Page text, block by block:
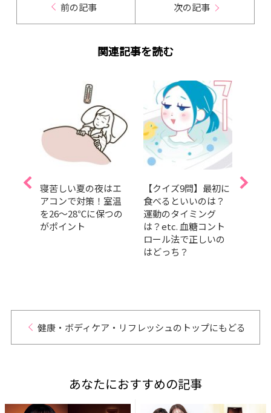
前の記事 次の記事
関連記事を読む
寝苦しい夏の夜はエ
アコンで対策！室温
を26～28℃に保つの
がポイント
【クイズ9問】最初に
食べるといいのは？
運動のタイミング
は？etc. 血糖コント
ロール法で正しいの
はどっち？
夏を
健康・ボディケア・リフレッシュのトップにもどる
あなたにおすすめの記事